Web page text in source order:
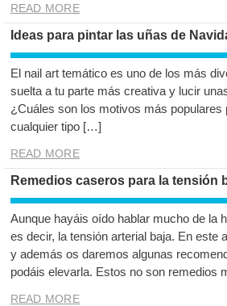
READ MORE
Ideas para pintar las uñas de
El nail art temático es uno de los más
suelta a tu parte más creativa y lucir
¿Cuáles son los motivos más
cualquier tipo […]
READ MORE
Remedios caseros para la tensión
Aunque hayáis oído hablar mucho de la
es decir, la tensión arterial baja. En
y además os daremos algunas
podáis elevarla. Estos no son remedios
READ MORE